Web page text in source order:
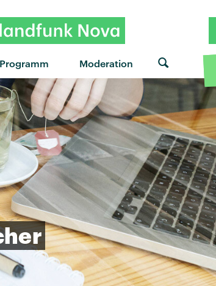
Programm Moderation
"This time for real" von Chet Faker · "This